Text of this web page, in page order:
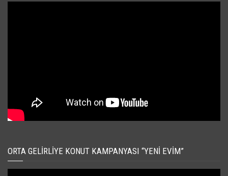
ORTA GELIRLIYE KONUT KAMPANYASI “YENI EVIM”